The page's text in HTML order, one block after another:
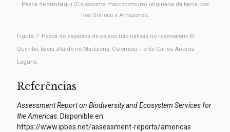
Pesca de tambaquí (Colossoma macropomum) originaria da bacia dos
rios Orinoco e Amazonas.
Figura 7. Pesca de espécies de peixes não nativas no reservatório El
Quimbo, bacia alta do rio Madalena, Colômbia. Fonte Carlos Andrés
Laguna.
Referências
Assessment Report on Biodiversity and Ecosystem Services for
the Americas. Disponible en:
https://www.ipbes.net/assessment-reports/americas